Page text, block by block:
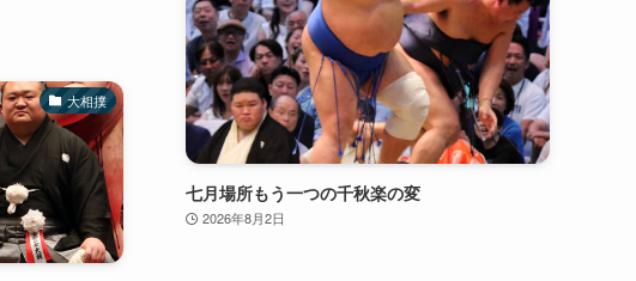
大相撲
七月場所もう一つの千秋楽の変
2026年8月2日